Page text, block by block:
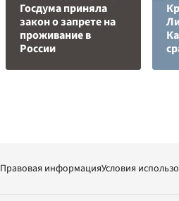
Госдума приняла
закон о запрете на
проживание в
России
Правовая информацияУсловия